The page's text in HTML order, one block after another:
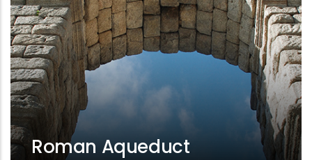
Roman Aqueduct